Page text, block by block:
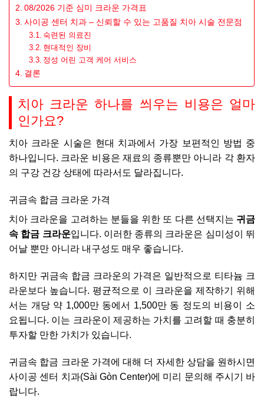
08/2026 기준 심미 크라운 가격표
사이공 센터 치과 – 신뢰할 수 있는 고품질 치아 시술 전문점
숙련된 의료진
현대적인 장비
정성 어린 고객 케어 서비스
결론
치아 크라운 하나를 씌우는 비용은 얼마
인가요?
치아 크라운 시술은 현대 치과에서 가장 보편적인 방법 중
하나입니다. 크라운 비용은 재료의 종류뿐만 아니라 각 환자
의 구강 건강 상태에 따라서도 달라집니다.
귀금속 합금 크라운 가격
치아 크라운을 고려하는 분들을 위한 또 다른 선택지는 귀금
속 합금 크라운입니다. 이러한 종류의 크라운은 심미성이 뛰
어날 뿐만 아니라 내구성도 매우 좋습니다.
하지만 귀금속 합금 크라운의 가격은 일반적으로 티타늄 크
라운보다 높습니다. 평균적으로 이 크라운을 제작하기 위해
서는 개당 약 1,000만 동에서 1,500만 동 정도의 비용이 소
요됩니다. 이는 크라운이 제공하는 가치를 고려할 때 충분히
투자할 만한 가치가 있습니다.
귀금속 합금 크라운 가격에 대해 더 자세한 상담을 원하시면
사이공 센터 치과(Sài Gòn Center)에 미리 문의해 주시기 바
랍니다.